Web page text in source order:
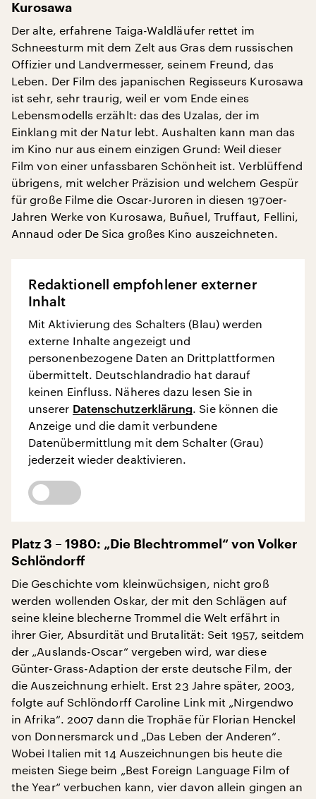
Kurosawa
Der alte, erfahrene Taiga-Waldläufer rettet im
Schneesturm mit dem Zelt aus Gras dem russischen
Offizier und Landvermesser, seinem Freund, das
Leben. Der Film des japanischen Regisseurs Kurosawa
ist sehr, sehr traurig, weil er vom Ende eines
Lebensmodells erzählt: das des Uzalas, der im
Einklang mit der Natur lebt. Aushalten kann man das
im Kino nur aus einem einzigen Grund: Weil dieser
Film von einer unfassbaren Schönheit ist. Verblüffend
übrigens, mit welcher Präzision und welchem Gespür
für große Filme die Oscar-Juroren in diesen 1970er-
Jahren Werke von Kurosawa, Buñuel, Truffaut, Fellini,
Annaud oder De Sica großes Kino auszeichneten.
Redaktionell empfohlener externer
Inhalt
Mit Aktivierung des Schalters (Blau) werden
externe Inhalte angezeigt und
personenbezogene Daten an Drittplattformen
übermittelt. Deutschlandradio hat darauf
keinen Einfluss. Näheres dazu lesen Sie in
unserer Datenschutzerklärung. Sie können die
Anzeige und die damit verbundene
Datenübermittlung mit dem Schalter (Grau)
jederzeit wieder deaktivieren.
Platz 3 – 1980: „Die Blechtrommel“ von Volker
Schlöndorff
Die Geschichte vom kleinwüchsigen, nicht groß
werden wollenden Oskar, der mit den Schlägen auf
seine kleine blecherne Trommel die Welt erfährt in
ihrer Gier, Absurdität und Brutalität: Seit 1957, seitdem
der „Auslands-Oscar“ vergeben wird, war diese
Günter-Grass-Adaption der erste deutsche Film, der
die Auszeichnung erhielt. Erst 23 Jahre später, 2003,
folgte auf Schlöndorff Caroline Link mit „Nirgendwo
in Afrika“. 2007 dann die Trophäe für Florian Henckel
von Donnersmarck und „Das Leben der Anderen“.
Wobei Italien mit 14 Auszeichnungen bis heute die
meisten Siege beim „Best Foreign Language Film of
the Year“ verbuchen kann, vier davon allein gingen an